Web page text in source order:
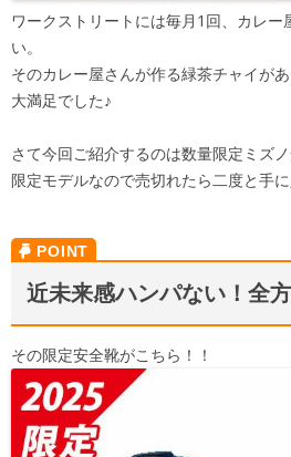
ワークストリートには毎月1回、カレー
い。
そのカレー屋さんが作る緑茶チャイが
大満足でした♪
さて今回ご紹介するのは数量限定ミズノ
限定モデルなので売切れたら二度と手
近未来感ハンパない！全
その限定安全靴がこちら！！